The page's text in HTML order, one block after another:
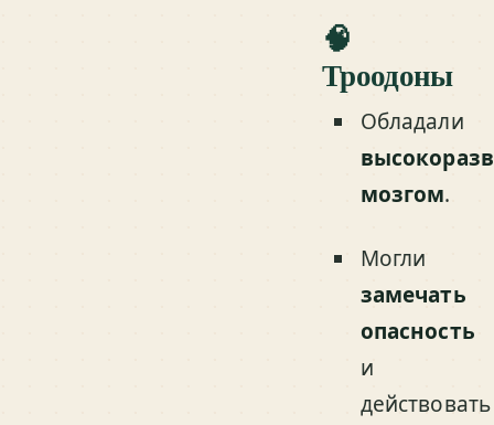
🧠
Троодоны
Обладали
мозгом.
Могли
замечать
опасность
и
действовать